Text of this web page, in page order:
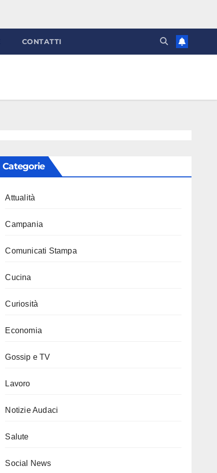
CONTATTI
Categorie
Attualità
Campania
Comunicati Stampa
Cucina
Curiosità
Economia
Gossip e TV
Lavoro
Notizie Audaci
Salute
Social News